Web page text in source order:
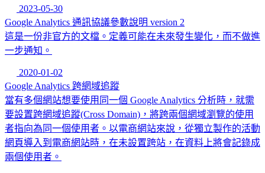
2023-05-30
Google Analytics 通訊協議參數說明 version 2
這是一份非官方的文檔。定義可能在未來發生變化，而不做進
一步通知。
2020-01-02
Google Analytics 跨網域追蹤
當有多個網站想要使用同一個 Google Analytics 分析時，就需
要設置跨網域追蹤(Cross Domain)，將跨兩個網域瀏覽的使用
者指向為同一個使用者。以電商網站來說，從獨立製作的活動
網頁導入到電商網站時，在未設置跨站，在資料上將會記錄成
兩個使用者。